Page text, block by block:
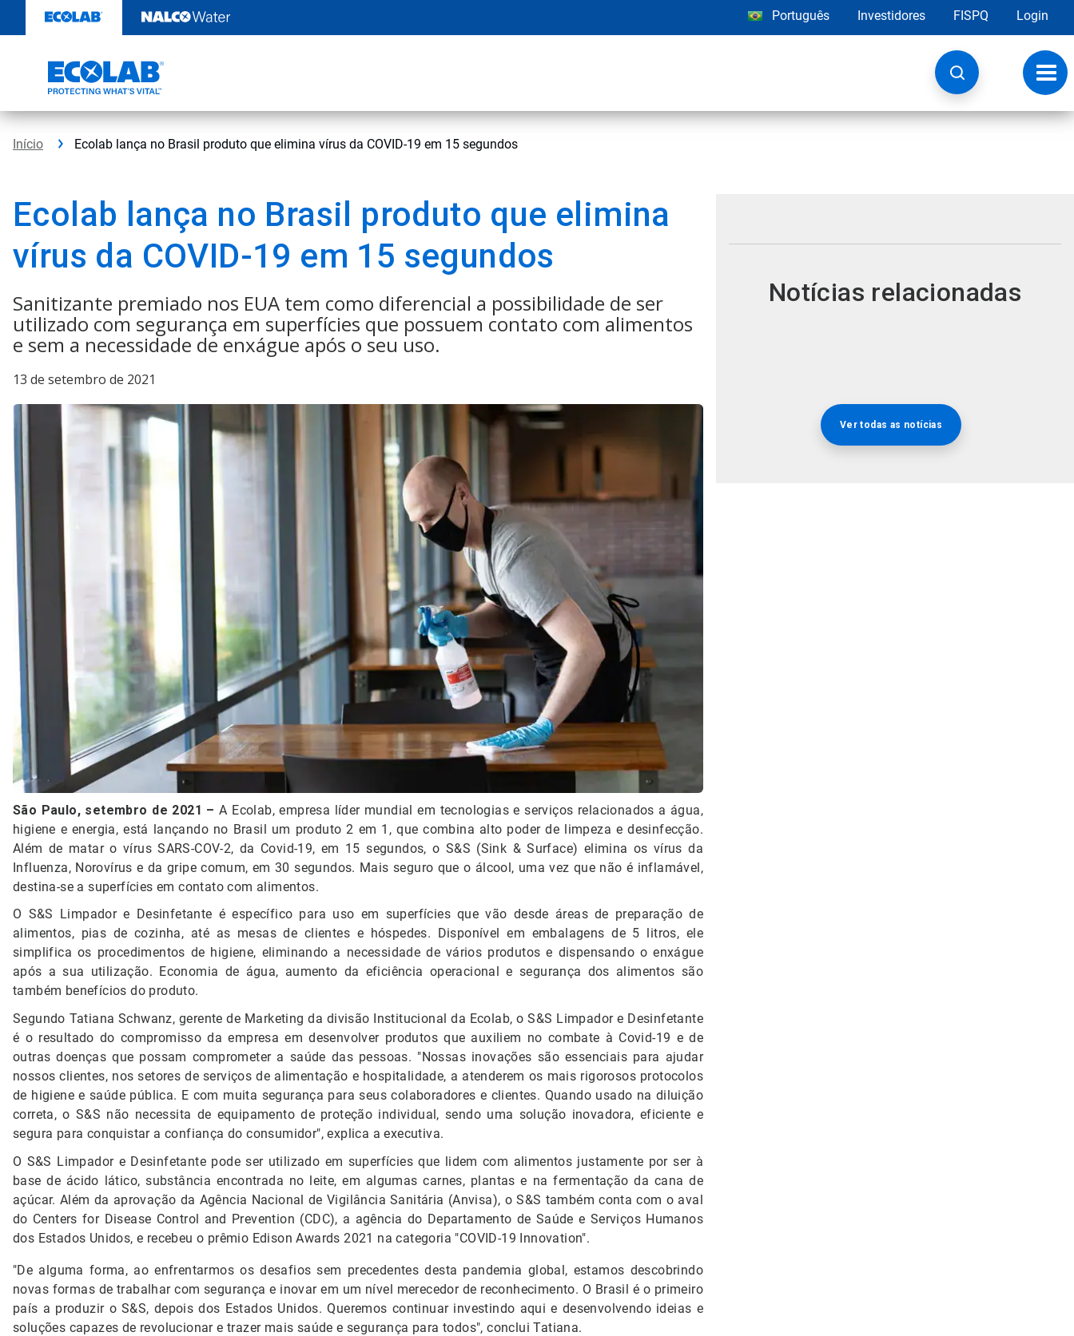
o
Português Investidores FISPQ Login
Início Ecolab lança no Brasil produto que elimina vírus da COVID-19 em 15 segundos
Ecolab lança no Brasil produto que elimina
vírus da COVID-19 em 15 segundos
Sanitizante premiado nos EUA tem como diferencial a possibilidade de ser
utilizado com segurança em superfícies que possuem contato com alimentos
e sem a necessidade de enxágue após o seu uso.
13 de setembro de 2021
São Paulo, setembro de 2021 –A Ecolab, empresa líder mundial em tecnologias e serviços relacionados a água,
higiene e energia, está lançando no Brasil um produto 2 em 1, que combina alto poder de limpeza e desinfecção.
Além de matar o vírus SARS-COV-2, da Covid-19, em 15 segundos, o S&S (Sink & Surface) elimina os vírus da
Influenza, Norovírus e da gripe comum, em 30 segundos. Mais seguro que o álcool, uma vez que não é inflamável,
destina-se a superfícies em contato com alimentos.
O S&S Limpador e Desinfetante é específico para uso em superfícies que vão desde áreas de preparação de
alimentos, pias de cozinha, até as mesas de clientes e hóspedes. Disponível em embalagens de 5 litros, ele
simplifica os procedimentos de higiene, eliminando a necessidade de vários produtos e dispensando o enxágue
após a sua utilização. Economia de água, aumento da eficiência operacional e segurança dos alimentos são
também benefícios do produto.
Segundo Tatiana Schwanz, gerente de Marketing da divisão Institucional da Ecolab, o S&S Limpador e Desinfetante
é o resultado do compromisso da empresa em desenvolver produtos que auxiliem no combate à Covid-19 e de
outras doenças que possam comprometer a saúde das pessoas. "Nossas inovações são essenciais para ajudar
nossos clientes, nos setores de serviços de alimentação e hospitalidade, a atenderem os mais rigorosos protocolos
de higiene e saúde pública. E com muita segurança para seus colaboradores e clientes. Quando usado na diluição
correta, o S&S não necessita de equipamento de proteção individual, sendo uma solução inovadora, eficiente e
segura para conquistar a confiança do consumidor", explica a executiva.
O S&S Limpador e Desinfetante pode ser utilizado em superfícies que lidem com alimentos justamente por ser à
base de ácido lático, substância encontrada no leite, em algumas carnes, plantas e na fermentação da cana de
açúcar. Além da aprovação da Agência Nacional de Vigilância Sanitária (Anvisa), o S&S também conta com o aval
do Centers for Disease Control and Prevention (CDC), a agência do Departamento de Saúde e Serviços Humanos
dos Estados Unidos, e recebeu o prêmio Edison Awards 2021 na categoria "COVID-19 Innovation".
"De alguma forma, ao enfrentarmos os desafios sem precedentes desta pandemia global, estamos descobrindo
novas formas de trabalhar com segurança e inovar em um nível merecedor de reconhecimento. O Brasil é o primeiro
país a produzir o S&S, depois dos Estados Unidos. Queremos continuar investindo aqui e desenvolvendo ideias e
soluções capazes de revolucionar e trazer mais saúde e segurança para todos", conclui Tatiana.
Notícias relacionadas
Ver todas as notícias